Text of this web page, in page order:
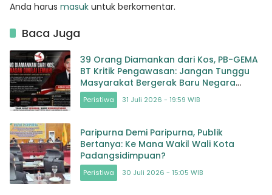
Anda harus masuk untuk berkomentar.
Baca Juga
39 Orang Diamankan dari Kos, PB-GEMA
BT Kritik Pengawasan: Jangan Tunggu
Masyarakat Bergerak Baru Negara
Bertindak
Peristiwa 31 Juli 2026 - 19:59 WIB
Paripurna Demi Paripurna, Publik
Bertanya: Ke Mana Wakil Wali Kota
Padangsidimpuan?
Peristiwa 30 Juli 2026 - 15:05 WIB